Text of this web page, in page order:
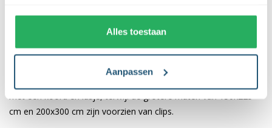
Alles toestaan
Aanpassen
Afhankelijk van de afmetingen die je kiest, worden de vlaggen
voorzien van verschillende bevestigingsmogelijkheden. De
met een koord en lusje, terwijl de grotere maten van 150x225
cm en 200x300 cm zijn voorzien van clips.